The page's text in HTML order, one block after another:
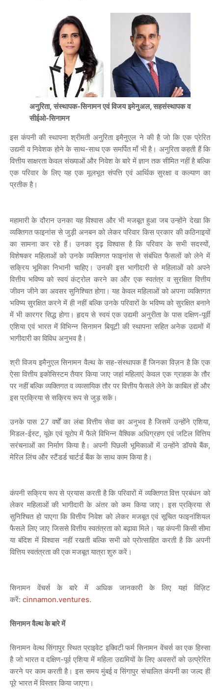
अनुरिता, संस्थापक-सिनामन एवं विजय इमेनुअल, सहसंस्थापक व
सीईओ-सिनामन
इस कंपनी की स्थापना श्रीमती अनुरिता इमैनुएल ने की है जो कि एक प्रेरित
उद्यमी व निवेशक होने के साथ-साथ एक समर्पित माँ भी है। अनुरिता कहती हैं कि
वित्तीय साक्षरता केवल संख्याओं और निवेश के बारे में ज्ञान तक सीमित नहीं है बल्कि
एक परिवार के लिए यह एक मूलभूत संपत्ति एवं आर्थिक सुरक्षा व कल्याण का
प्रतीक है।
महामारी के दौरान उनका यह विश्वास और भी मजबूत हुआ जब उन्होंने देखा कि
व्यक्तिगत फाइनांस से जुड़ी अनबन को लेकर परिवार किस प्रकार की कठिनाइयों
का सामना कर रहे हैं। उनका दृढ़ विश्वास है कि परिवार के सभी सदस्यों,
विशेषकर महिलाओं को उनके व्यक्तिगत फाइनांस से संबंधित फैसलों को लेने में
सक्रिय भूमिका निभानी चाहिए। उनकी इस भागीदारी से महिलाओं को अपने
वित्तीय भविष्य को स्वयं कंट्रोल करने का और एक स्वतंत्र व सुरक्षित वित्तीय
जीवन जीने का अवसर सुनिश्चित होगा। यह केवल महिलाओं को अपना व्यक्तिगत
भविष्य सुरक्षित करने में ही नहीं बल्कि उनके परिवारों के भविष्य को सुरक्षित बनाने
में भी कारगर सिद्ध होगा। हृदय से स्वयं एक उद्यमी अनुरीता के पास दक्षिण-पूर्वी
एशिया एवं भारत में विभिन्न सिनामन बियूटी की स्थापना सहित अनेक उद्यमों में
भागीदारी का विविध अनुभव है।
श्री विजय इमैनुएल सिनामन वैल्थ के सह-संस्थापक हैं जिनका विज़न है कि एक
ऐसा वित्तीय इकोसिस्टम तैयार किया जाए जहां महिलाएं केवल एक ग्राहक के तौर
पर नहीं बल्कि व्यक्तिगत व व्यव्सायिक तौर पर वित्तीय फैसले लेने के काबिल हों और
इस प्रक्रिया से सक्रिय रूप से जुड़ सकें।
उनके पास 27 वर्षों का लंबा वित्तीय सेवा का अनुभव है जिसमें उन्होंने एशिया,
मिडल-ईस्ट, यूके एवं यूरोप में फैले विभिन्न वैश्विक अधिग्रहण एवं जटिल वित्तिय
सरंचनाओं का निर्माण किया है। अपनी पिछली भूमिकाओं में उन्होंने डॉयचे बैंक,
मेरिल लिंच और स्टैंडर्ड चार्टर्ड बैंक के साथ काम किया है।
कंपनी सक्रिय रूप से प्रयास करती है कि परिवारों में व्यक्तिगत वित्त प्रबंधन को
लेकर महिलाओं की भागीदारी के अंतर को कम किया जाए। इस प्रक्रिया से
सुनिश्चित हो पाएगा कि वित्तीय निवेश को लेकर मजबूत एवं सूचित फाइनांशियल
फैसले लिए जाए जिससे वित्तीय स्वतंत्रता को बढ़ावा मिले। यह कंपनी किसी सीमा
या बंदिश में विश्वास नहीं रखती बल्कि सभी को प्रोत्साहित करती है कि अपनी
वित्तिय स्वतंत्रता की एक मजबूत यात्रा शुरु करें।
सिनामन वेंचर्स के बारे में अधिक जानकारी के लिए यहां विज़िट
करें: cinnamon.ventures.
सिनामन वैल्थ के बारे में
सिनामन वेल्थ सिंगापुर स्थित प्राइवेट इक्विटी फर्म सिनामन वेंचर्स का एक हिस्सा
है जो भारत व दक्षिण-पूर्व एशिया में महिला उद्यमियों के लिए अवसरों को उत्प्रेरित
करने पर काम करती है। इस समय मुंबई व सिंगापुर संचालित कंपनी का जल्द ही
पूरे भारत में विस्तार किया जाएगा।